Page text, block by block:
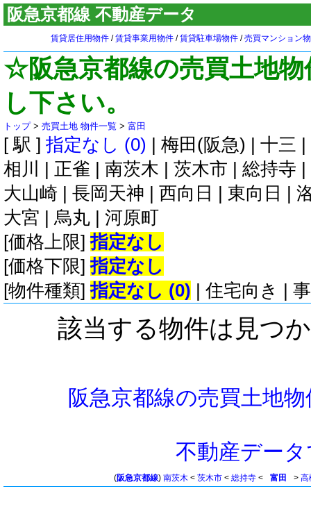
阪急京都線 不動産データ
賃貸居住用物件 /賃貸事業用物件 /賃貸駐車場物件 /売買マンション
☆阪急京都線の売買土地
し下さい。
トップ> 売買土地 物件一覧 > 富田
[ 駅 ] 指定なし (0) 梅田(阪急) 十三
相川
正雀 南茨木 茨木市 総持寺
大山崎
長岡天神 西向日 東向日
大宮
烏丸
河原町
[価格上限]指定なし
[価格下限]指定なし
[物件種類]指定なし (0) 住宅向き
該当する物件は見つ
阪急京都線の売買土地
不動産デー
(阪急京都線) 南茨木 < 茨木市 < 総持寺 < 富田 > 高